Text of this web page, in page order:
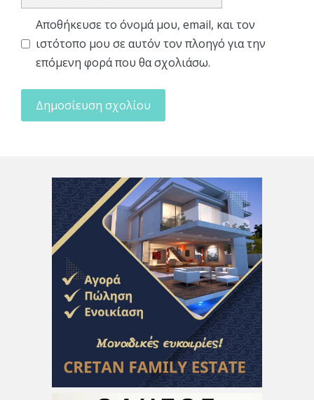
Αποθήκευσε το όνομά μου, email, και τον
ιστότοπο μου σε αυτόν τον πλοηγό για την
επόμενη φορά που θα σχολιάσω.